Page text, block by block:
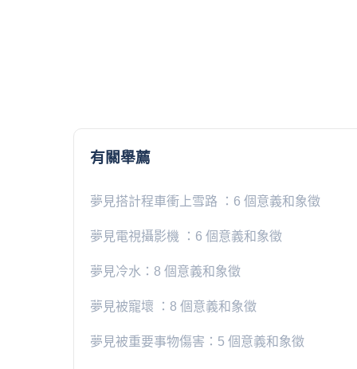
有關舉薦
夢見搭計程車衝上雪路 ：6 個意義和象徵
夢見電視攝影機 ：6 個意義和象徵
夢見冷水：8 個意義和象徵
夢見被寵壞 ：8 個意義和象徵
夢見被重要事物傷害：5 個意義和象徵